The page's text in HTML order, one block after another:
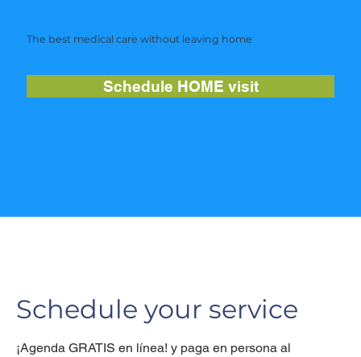
The best medical care without leaving home
Schedule HOME visit
Schedule your service
¡Agenda GRATIS en línea! y paga en persona al